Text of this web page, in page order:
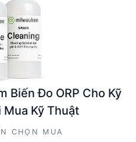
Biến Đo ORP Cho Kỹ
Mua Kỹ Thuật
CHỌN MUA